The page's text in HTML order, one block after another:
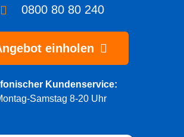
0800 80 80 240
einholen
Kundenservice:
Samstag 8-20 Uhr